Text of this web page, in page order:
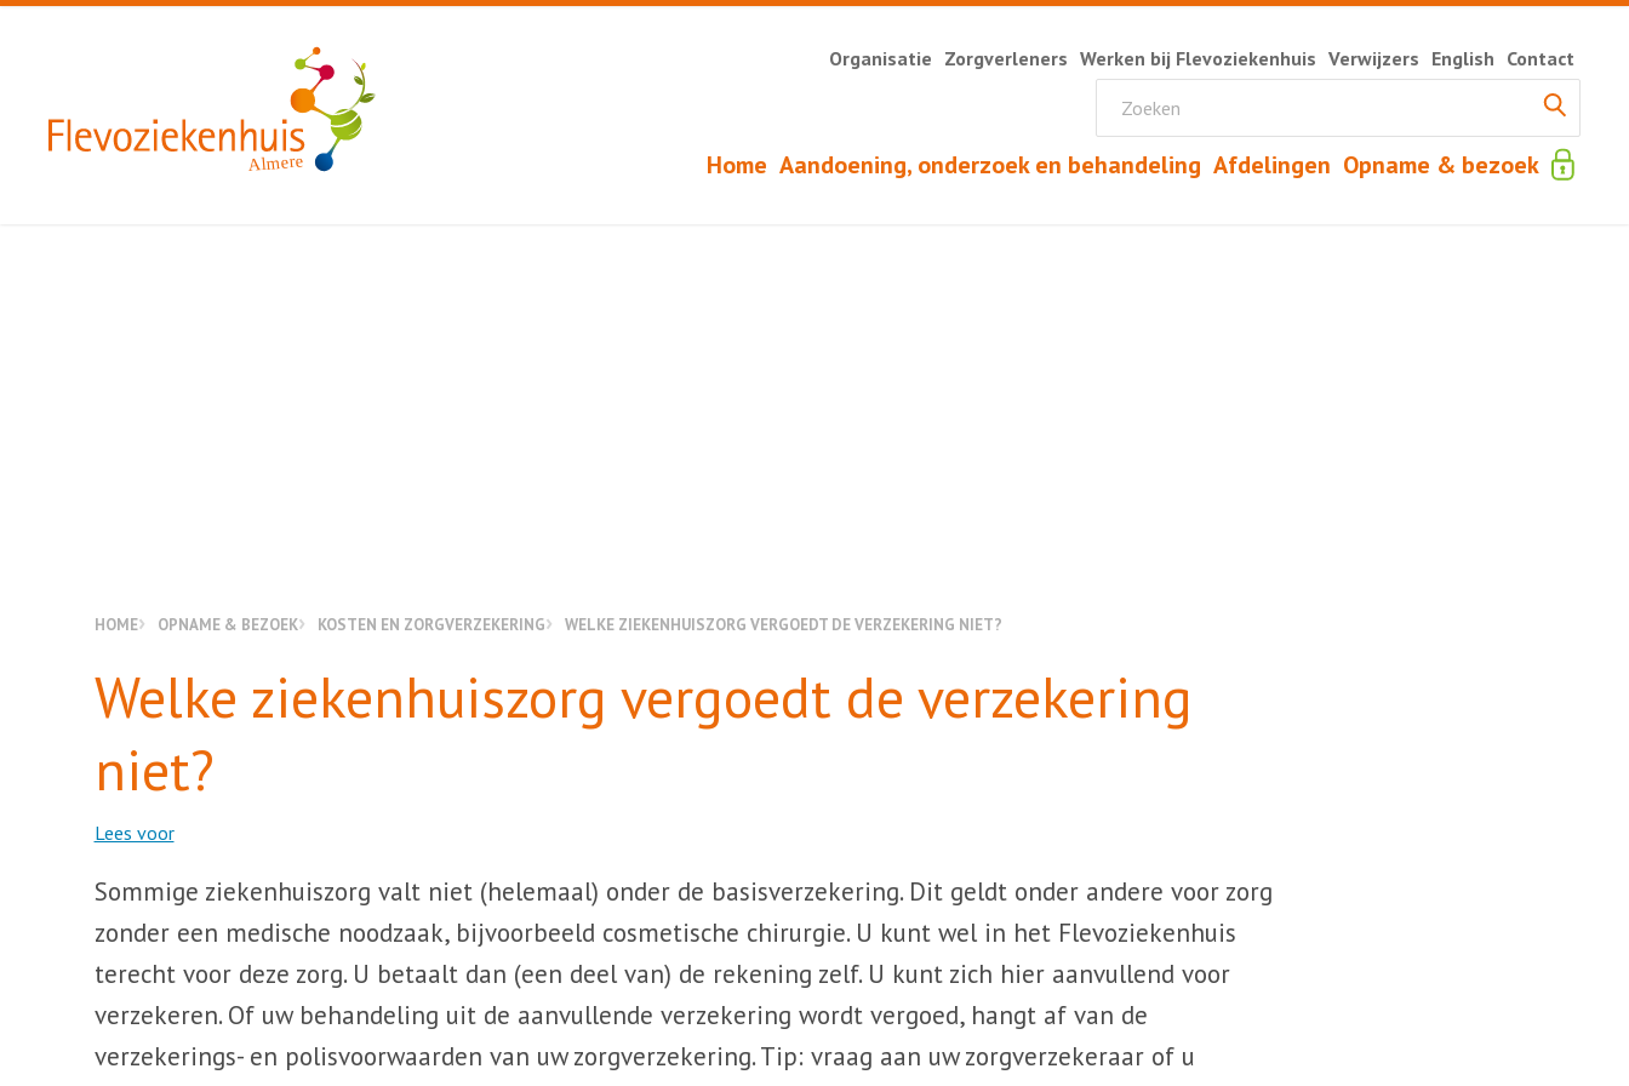
Almere Home Aandoening, onderzoek en behandeling Afdelingen Opname & bezoek
Organisatie Zorgverleners Werken bij Flevoziekenhuis Verwijzers English Contact
HOME OPNAME & BEZOEK KOSTEN EN ZORGVERZEKERING WELKE ZIEKENHUISZORG VERGOEDT DE VERZEKERING NIET?
Welke ziekenhuiszorg vergoedt de verzekering
niet?
Lees voor
Sommige ziekenhuiszorg valt niet (helemaal) onder de basisverzekering. Dit geldt onder andere voor zorg
zonder een medische noodzaak, bijvoorbeeld cosmetische chirurgie. U kunt wel in het Flevoziekenhuis
terecht voor deze zorg. U betaalt dan (een deel van) de rekening zelf. U kunt zich hier aanvullend voor
verzekeren. Of uw behandeling uit de aanvullende verzekering wordt vergoed, hangt af van de
verzekerings- en polisvoorwaarden van uw zorgverzekering. ​Tip: vraag aan uw zorgverzekeraar of u